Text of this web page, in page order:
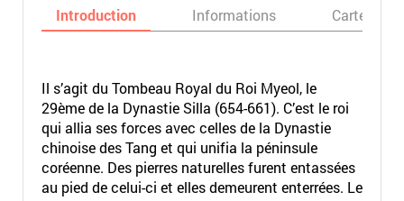
Introduction Informations Carte
Il s’agit du Tombeau Royal du Roi Myeol, le
29ème de la Dynastie Silla (654-661). C’est le roi
qui allia ses forces avec celles de la Dynastie
chinoise des Tang et qui unifia la péninsule
coréenne. Des pierres naturelles furent entassées
au pied de celui-ci et elles demeurent enterrées. Le